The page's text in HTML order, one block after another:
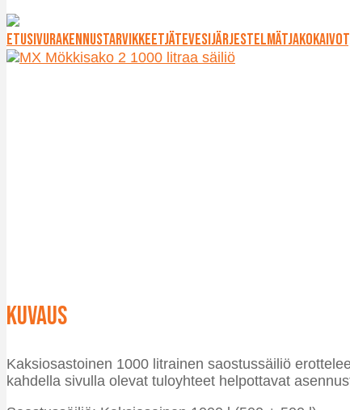
EtusivuRakennustarvikkeetJätevesijärjestelmät
Kuvaus
Kaksiosastoinen 1000 litrainen saostussäiliö
kahdella sivulla olevat tuloyhteet helpottavat